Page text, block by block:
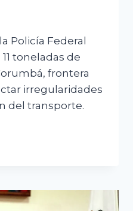
Policía Federal
toneladas de
frontera
irregularidades
del transporte.